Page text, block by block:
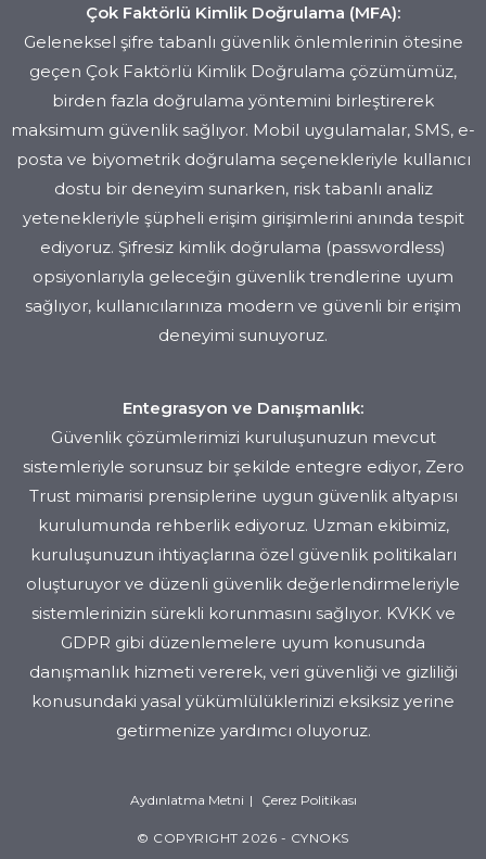
Çok Faktörlü Kimlik Doğrulama (MFA):
Geleneksel şifre tabanlı güvenlik önlemlerinin ötesine
geçen Çok Faktörlü Kimlik Doğrulama çözümümüz,
birden fazla doğrulama yöntemini birleştirerek
maksimum güvenlik sağlıyor. Mobil uygulamalar, SMS, e-
posta ve biyometrik doğrulama seçenekleriyle kullanıcı
dostu bir deneyim sunarken, risk tabanlı analiz
yetenekleriyle şüpheli erişim girişimlerini anında tespit
ediyoruz. Şifresiz kimlik doğrulama (passwordless)
opsiyonlarıyla geleceğin güvenlik trendlerine uyum
sağlıyor, kullanıcılarınıza modern ve güvenli bir erişim
deneyimi sunuyoruz.
Entegrasyon ve Danışmanlık:
Güvenlik çözümlerimizi kuruluşunuzun mevcut
sistemleriyle sorunsuz bir şekilde entegre ediyor, Zero
Trust mimarisi prensiplerine uygun güvenlik altyapısı
kurulumunda rehberlik ediyoruz. Uzman ekibimiz,
kuruluşunuzun ihtiyaçlarına özel güvenlik politikaları
oluşturuyor ve düzenli güvenlik değerlendirmeleriyle
sistemlerinizin sürekli korunmasını sağlıyor. KVKK ve
GDPR gibi düzenlemelere uyum konusunda
danışmanlık hizmeti vererek, veri güvenliği ve gizliliği
konusundaki yasal yükümlülüklerinizi eksiksiz yerine
getirmenize yardımcı oluyoruz.
Aydınlatma Metni Çerez Politikası
© COPYRIGHT 2026 - CYNOKS